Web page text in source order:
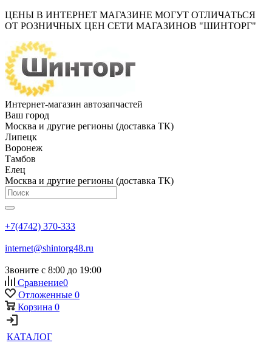
ЦЕНЫ В ИНТЕРНЕТ МАГАЗИНЕ МОГУТ ОТЛИЧАТЬСЯ
ОТ РОЗНИЧНЫХ ЦЕН СЕТИ МАГАЗИНОВ "ШИНТОРГ"
Интернет-магазин автозапчастей
Ваш город
Москва и другие регионы (доставка ТК)
Липецк
Воронеж
Тамбов
Елец
Москва и другие регионы (доставка ТК)
+7(4742) 370-333
internet@shintorg48.ru
Звоните с 8:00 до 19:00
Сравнение0
Отложенные 0
Корзина 0
КАТАЛОГ